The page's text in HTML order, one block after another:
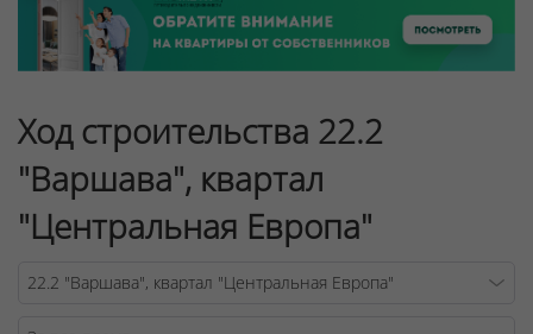
Ход строительства 22.2
"Варшава", квартал
"Центральная Европа"